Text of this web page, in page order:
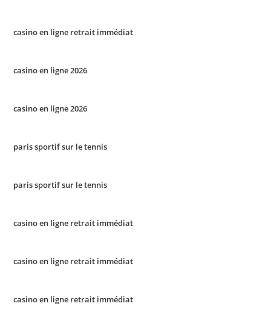
casino en ligne retrait immédiat
casino en ligne 2026
casino en ligne 2026
paris sportif sur le tennis
paris sportif sur le tennis
casino en ligne retrait immédiat
casino en ligne retrait immédiat
casino en ligne retrait immédiat